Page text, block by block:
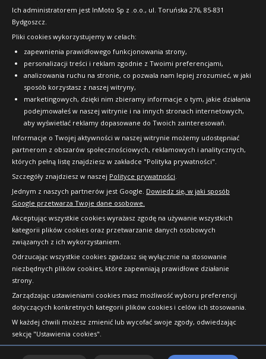
Ich administratorem jest InMoto Sp z .o.o., ul. Toruńska 276, 85-831
Bydgoszcz.
Pliki cookies wykorzystujemy w celach:
zapewnienia prawidłowego funkcjonowania strony,
personalizacji treści i reklam zgodnie z Twoimi preferencjami,
analizowania ruchu na stronie, co pozwala nam lepiej zrozumieć, w jaki
sposób korzystasz z naszej witryny,
marketingowych, dzięki nim zbieramy informacje o tym, jakie działania
podejmowałeś w naszej witrynie i na innych stronach internetowych,
aby wyświetlać reklamy dopasowane do Twoich zainteresowań.
Informacje o Twojej aktywności w naszej witrynie możemy udostępniać
partnerom z obszarów społecznościowych, reklamowych i analitycznych,
których pełną listę znajdziesz w zakładce "Polityka prywatności".
Szczegóły znajdziesz w naszej Polityce prywatności.
Jednym z naszych partnerów jest Google. Dowiedz się, w jaki sposób
Google przetwarza Twoje dane osobowe.
Akceptując wszystkie cookies wyrażasz zgodę na używanie wszystkich
kategorii plików cookies oraz przetwarzanie danych osobowych
związanych z ich wykorzystaniem.
Odrzucając wszystkie cookies zgadzasz się wyłącznie na stosowanie
niezbędnych plików cookies, które zapewniają prawidłowe działanie
strony.
Zarządzając ustawieniami cookies masz możliwość wyboru preferencji
dotyczących konkretnych kategorii plików cookies i celów ich stosowania.
W każdej chwili możesz zmienić lub wycofać swoje zgody, odwiedzając
sekcję "Ustawienia cookies".
FAQ
OFICJALNY PARTNER
Copyright © 2010-2026 24opony.pl. Wszelkie
prawa zastrzeżone.